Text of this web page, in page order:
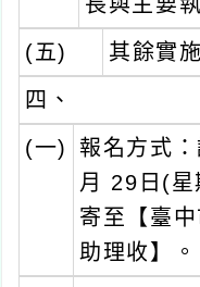
(五)
其餘實
四、
(一)
報名方式
月 29日(
寄至【臺
助理收】。